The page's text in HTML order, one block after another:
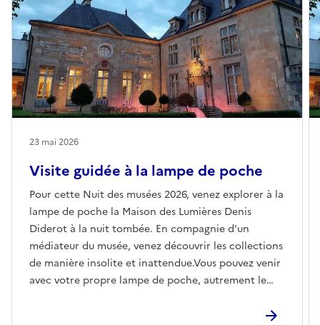
Visite guidée à la lampe de poche
Pour cette Nuit des musées 2026, venez explorer à la
lampe de poche la Maison des Lumières Denis
Diderot à la nuit tombée. En compagnie d’un
médiateur du musée, venez découvrir les collections
de manière insolite et inattendue.Vous pouvez venir
avec votre propre lampe de poche, autrement le
23 mai 2026